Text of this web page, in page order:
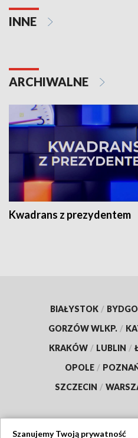
INNE
ARCHIWALNE
Kwadrans z prezydentem
BIAŁYSTOK /
GORZÓW WLKP. /
KRAKÓW / LUBLIN /
OPOLE /
SZCZECIN /
Szanujemy Twoją prywatność